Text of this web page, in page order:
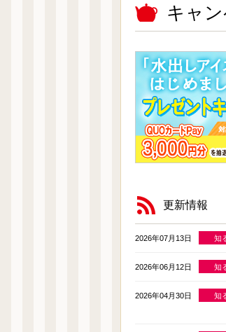
キャ
更新情報
2026年07月13日 知
2026年06月12日 知
2026年04月30日 知